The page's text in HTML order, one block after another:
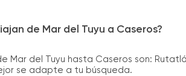
de Mar del Tuyu a Caseros?
Mar del Tuyu hasta Caseros son:
se adapte a tu búsqueda.